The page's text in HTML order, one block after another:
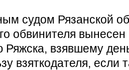
судом Рязанской
обвинителя
Ряжска, взявшему
взяткодателя, если